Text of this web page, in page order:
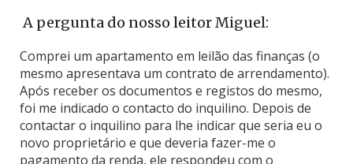
A pergunta do nosso leitor Miguel:
Comprei um apartamento em leilão das finanças (o
mesmo apresentava um contrato de arrendamento).
Após receber os documentos e registos do mesmo,
foi me indicado o contacto do inquilino. Depois de
contactar o inquilino para lhe indicar que seria eu o
novo proprietário e que deveria fazer-me o
pagamento da renda, ele respondeu com o